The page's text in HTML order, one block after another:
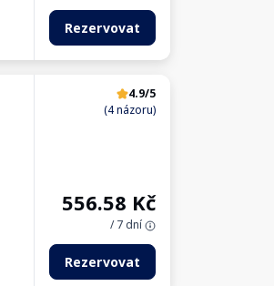
Rezervovat
4.9/5
(4 názoru)
556.58 Kč
/ 7 dní
Rezervovat